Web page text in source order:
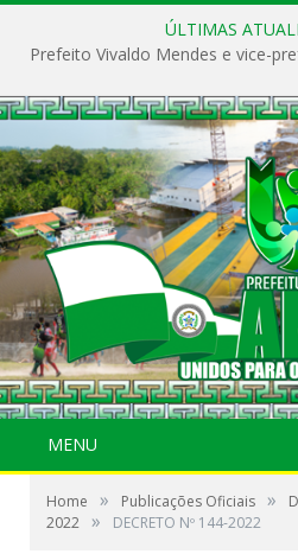
ÚLTIMAS
MENU
Home » Publicações Oficiais »
2022 » DECRETO Nº 144-2022